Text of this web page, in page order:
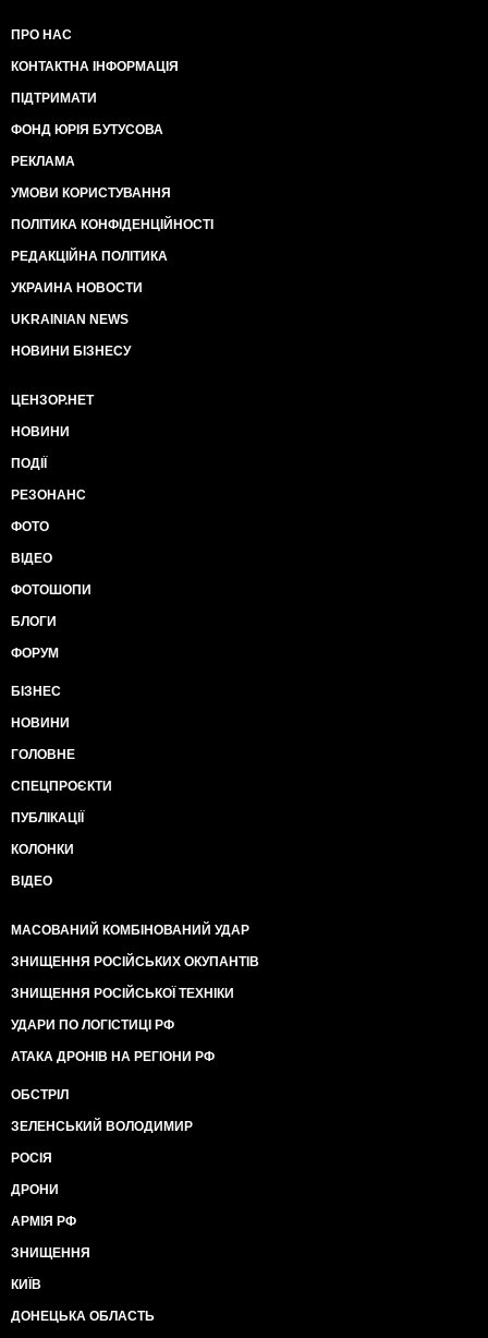
ПРО НАС
КОНТАКТНА ІНФОРМАЦІЯ
ПІДТРИМАТИ
ФОНД ЮРІЯ БУТУСОВА
РЕКЛАМА
УМОВИ КОРИСТУВАННЯ
ПОЛІТИКА КОНФІДЕНЦІЙНОСТІ
РЕДАКЦІЙНА ПОЛІТИКА
УКРАИНА НОВОСТИ
UKRAINIAN NEWS
НОВИНИ БІЗНЕСУ
ЦЕНЗОР.НЕТ
НОВИНИ
ПОДІЇ
РЕЗОНАНС
ФОТО
ВІДЕО
ФОТОШОПИ
БЛОГИ
ФОРУМ
БІЗНЕС
НОВИНИ
ГОЛОВНЕ
СПЕЦПРОЄКТИ
ПУБЛІКАЦІЇ
КОЛОНКИ
ВІДЕО
МАСОВАНИЙ КОМБІНОВАНИЙ УДАР
ЗНИЩЕННЯ РОСІЙСЬКИХ ОКУПАНТІВ
ЗНИЩЕННЯ РОСІЙСЬКОЇ ТЕХНІКИ
УДАРИ ПО ЛОГІСТИЦІ РФ
АТАКА ДРОНІВ НА РЕГІОНИ РФ
ОБСТРІЛ
ЗЕЛЕНСЬКИЙ ВОЛОДИМИР
РОСІЯ
ДРОНИ
АРМІЯ РФ
ЗНИЩЕННЯ
КИЇВ
ДОНЕЦЬКА ОБЛАСТЬ